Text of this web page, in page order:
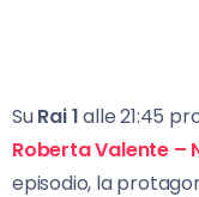
SuRai 1alle 21:45
Roberta Valente –
episodio, la